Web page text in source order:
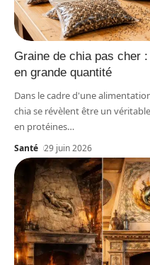
Graine de chia pas cher
en grande quantité
Dans le cadre d'une
chia se révèlent être un
en protéines…
Santé 29 juin 2026